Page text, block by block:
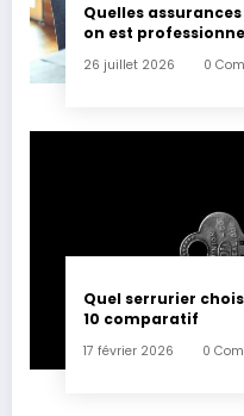
Quelles
on est
26 juillet 2026 0
Quel serrurier
10 comparatif
17 février 2026 0